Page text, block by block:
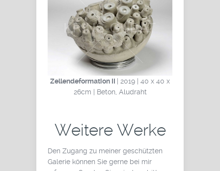
Zellendeformation II
| 2019 | 40 x 40 x
26cm | Beton, Aludraht
Weitere Werke
Den Zugang zu meiner geschützten
Galerie können Sie gerne bei mir